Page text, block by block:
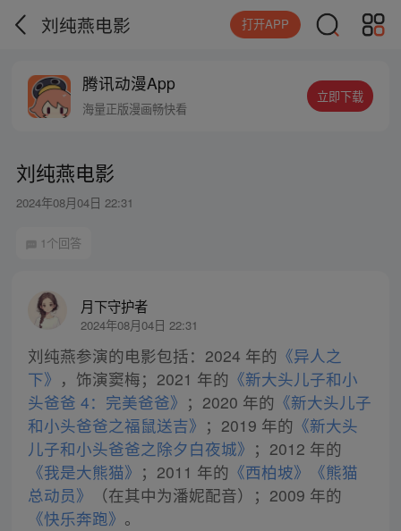
刘纯燕电影 打开APP
腾讯动漫App
海量正版漫画畅快看
立即下载
刘纯燕电影
2024年08月04日 22:31
1个回答
月下守护者
2024年08月04日 22:31
刘纯燕参演的电影包括：2024 年的 《异人之
下》 ，饰演窦梅；2021 年的 《新大头儿子和小
头爸爸 4：完美爸爸》 ；2020 年的 《新大头儿子
和小头爸爸之福鼠送吉》 ；2019 年的 《新大头
儿子和小头爸爸之除夕白夜城》 ；2012 年的
《我是大熊猫》 ；2011 年的 《西柏坡》
《熊猫
总动员》
（在其中为潘妮配音）；2009 年的
《快乐奔跑》 。